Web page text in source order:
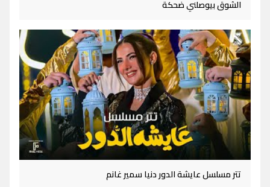
الشوق بيوصلني ضحكة
تتر مسلسل عايشة الدور دنيا سمير غانم